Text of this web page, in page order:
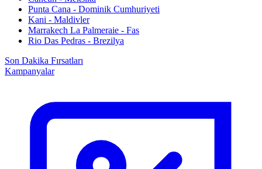
Punta Cana - Dominik Cumhuriyeti
Kani - Maldivler
Marrakech La Palmeraie - Fas
Rio Das Pedras - Brezilya
Son Dakika Fırsatları
Kampanyalar